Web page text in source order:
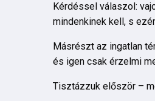
Kérdéssel válaszol:
mindenkinek kell, s
Másrészt az ingatlan
és igen csak érzelmi
Tisztázzuk először –